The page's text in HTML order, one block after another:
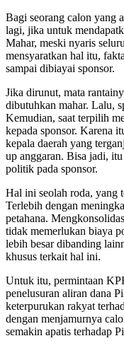
Bagi seorang calon yang
lagi, jika untuk
Mahar, meski nyaris
mensyaratkan hal itu,
sampai dibiayai sponsor.
Jika dirunut, mata
dibutuhkan mahar. Lalu,
Kemudian, saat terpilih
kepada sponsor. Karena
kepala daerah yang
up anggaran. Bisa jadi,
politik pada sponsor.
Hal ini seolah roda, yang
Terlebih dengan
petahana.
tidak memerlukan biaya
lebih besar dibanding
khusus terkait hal ini.
Untuk itu, permintaan
penelusuran aliran dana
keterpurukan rakyat
dengan menjamurnya
semakin apatis terhadap